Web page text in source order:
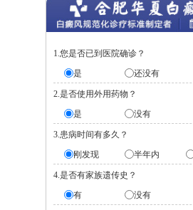
1.您是否已到医院确诊？
是
还没有
2.是否使用外用药物？
是
没有
3.患病时间有多久？
刚发现
半年内
4.是否有家族遗传史？
有
没有